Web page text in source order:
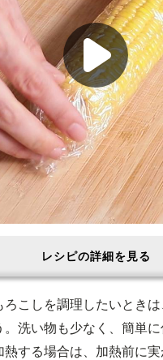
レシピの詳細を見る
ろこしを調理したいとき
。洗い物も少なく、簡単
熱する場合は、加熱前に